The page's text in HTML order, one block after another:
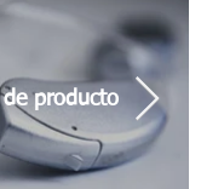
de producto